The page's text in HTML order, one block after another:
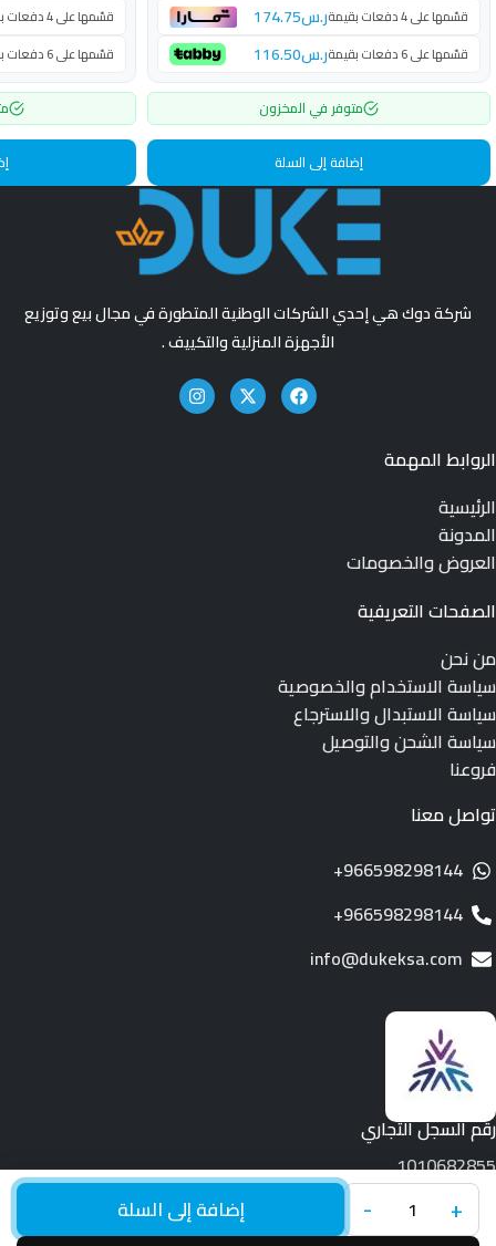
قسّمها على 4 دفعات بقيمة ر.س174.75
قسّمها على 6 دفعات بقيمة ر.س116.50
متوفر في المخزون
إضافة إلى السلة
قسّمها على 4 دفعات بقيمة
قسّمها على 6 دفعات بقيمة
شركة دوك هي إحدي الشركات الوطنية المتطورة في مجال بيع وتوزيع
الأجهزة المنزلية والتكييف .
الروابط المهمة
الرئيسية
المدونة
العروض والخصومات
الصفحات التعريفية
من نحن
سياسة الاستخدام والخصوصية
سياسة الاستبدال والاسترجاع
سياسة الشحن والتوصيل
فروعنا
تواصل معنا
966598298144+
966598298144+
info@dukeksa.com
رقم السجل التجاري
1010682855
جميع الحقوق محفوظة لـ © 2026.
Duke +
-
إضافة إلى السلة